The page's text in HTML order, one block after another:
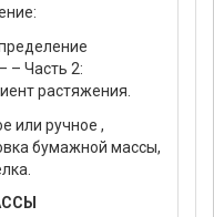
– Часть 2:
растяжения.
или ручное ,
бумажной массы,